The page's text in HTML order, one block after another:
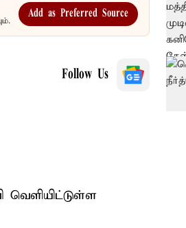
Add as Preferred Source
Follow Us
வெளியிட்டுள்ள